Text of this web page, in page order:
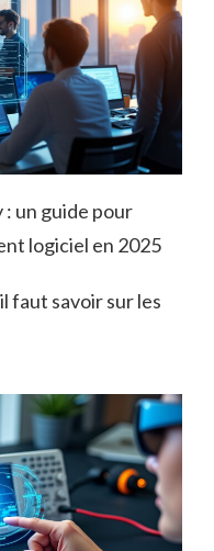
: un guide pour
logiciel en 2025
faut savoir sur les